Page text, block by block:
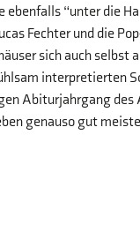
“unter die
Fechter und die
sich auch
interpretierten
Abiturjahrgang
genauso gut